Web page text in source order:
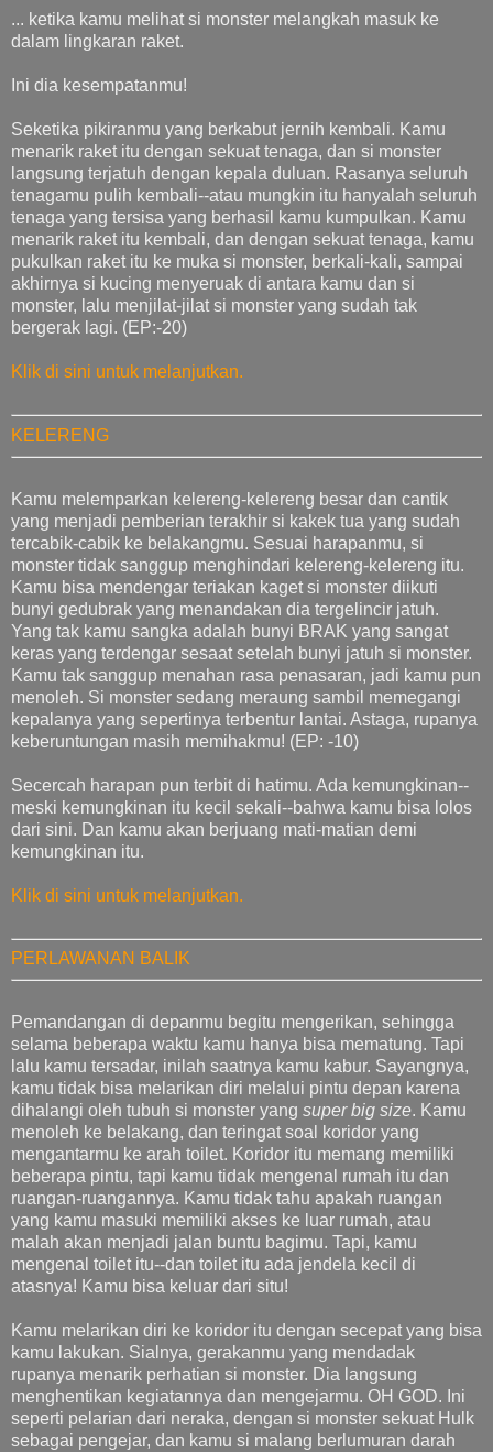
... ketika kamu melihat si monster melangkah masuk ke
dalam lingkaran raket.
Ini dia kesempatanmu!
Seketika pikiranmu yang berkabut jernih kembali. Kamu
menarik raket itu dengan sekuat tenaga, dan si monster
langsung terjatuh dengan kepala duluan. Rasanya seluruh
tenagamu pulih kembali--atau mungkin itu hanyalah seluruh
tenaga yang tersisa yang berhasil kamu kumpulkan. Kamu
menarik raket itu kembali, dan dengan sekuat tenaga, kamu
pukulkan raket itu ke muka si monster, berkali-kali, sampai
akhirnya si kucing menyeruak di antara kamu dan si
monster, lalu menjilat-jilat si monster yang sudah tak
bergerak lagi. (EP:-20)
Klik di sini untuk melanjutkan.
KELERENG
Kamu melemparkan kelereng-kelereng besar dan cantik
yang menjadi pemberian terakhir si kakek tua yang sudah
tercabik-cabik ke belakangmu. Sesuai harapanmu, si
monster tidak sanggup menghindari kelereng-kelereng itu.
Kamu bisa mendengar teriakan kaget si monster diikuti
bunyi gedubrak yang menandakan dia tergelincir jatuh.
Yang tak kamu sangka adalah bunyi BRAK yang sangat
keras yang terdengar sesaat setelah bunyi jatuh si monster.
Kamu tak sanggup menahan rasa penasaran, jadi kamu pun
menoleh. Si monster sedang meraung sambil memegangi
kepalanya yang sepertinya terbentur lantai. Astaga, rupanya
keberuntungan masih memihakmu! (EP: -10)
Secercah harapan pun terbit di hatimu. Ada kemungkinan--
meski kemungkinan itu kecil sekali--bahwa kamu bisa lolos
dari sini. Dan kamu akan berjuang mati-matian demi
kemungkinan itu.
Klik di sini untuk melanjutkan.
PERLAWANAN BALIK
Pemandangan di depanmu begitu mengerikan, sehingga
selama beberapa waktu kamu hanya bisa mematung. Tapi
lalu kamu tersadar, inilah saatnya kamu kabur. Sayangnya,
kamu tidak bisa melarikan diri melalui pintu depan karena
dihalangi oleh tubuh si monster yang super big size. Kamu
menoleh ke belakang, dan teringat soal koridor yang
mengantarmu ke arah toilet. Koridor itu memang memiliki
beberapa pintu, tapi kamu tidak mengenal rumah itu dan
ruangan-ruangannya. Kamu tidak tahu apakah ruangan
yang kamu masuki memiliki akses ke luar rumah, atau
malah akan menjadi jalan buntu bagimu. Tapi, kamu
mengenal toilet itu--dan toilet itu ada jendela kecil di
atasnya! Kamu bisa keluar dari situ!
Kamu melarikan diri ke koridor itu dengan secepat yang bisa
kamu lakukan. Sialnya, gerakanmu yang mendadak
rupanya menarik perhatian si monster. Dia langsung
menghentikan kegiatannya dan mengejarmu. OH GOD. Ini
seperti pelarian dari neraka, dengan si monster sekuat Hulk
sebagai pengejar, dan kamu si malang berlumuran darah